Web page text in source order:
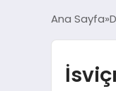
Ana Sayfa